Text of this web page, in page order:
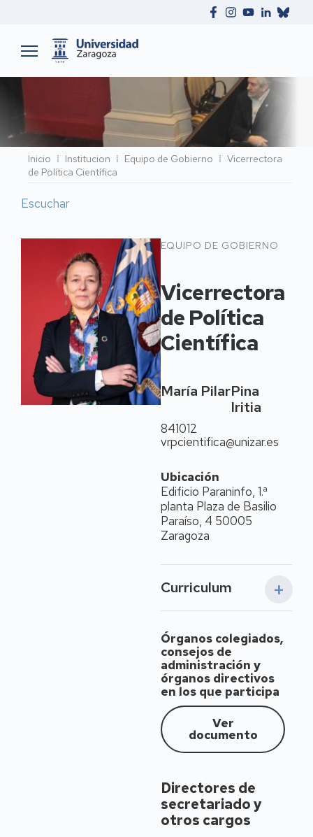
Ruta
de
navegación
Inicio Institucion Equipo de Gobierno
Vicerrectora
de Política Científica
Escuchar
Vicerrectora
de Política
Científica
María PilarPina
Iritia
841012
vrpcientifica@unizar.es
Ubicación
Edificio Paraninfo, 1.ª
planta Plaza de Basilio
Paraíso, 4 50005
Zaragoza
Curriculum
Nacida en Zaragoza
(1971)
Puestos
desempeñados
La Dra. María Pilar Pina
es Catedrática de
Universidad en Ingeniería
acreditada en 2018).
Anteriormente fue
Profesor Titular de
Órganos colegiados,
consejos de
administración y
órganos directivos
en los que participa
Ver
documento
Directores de
secretariado y
otros cargos